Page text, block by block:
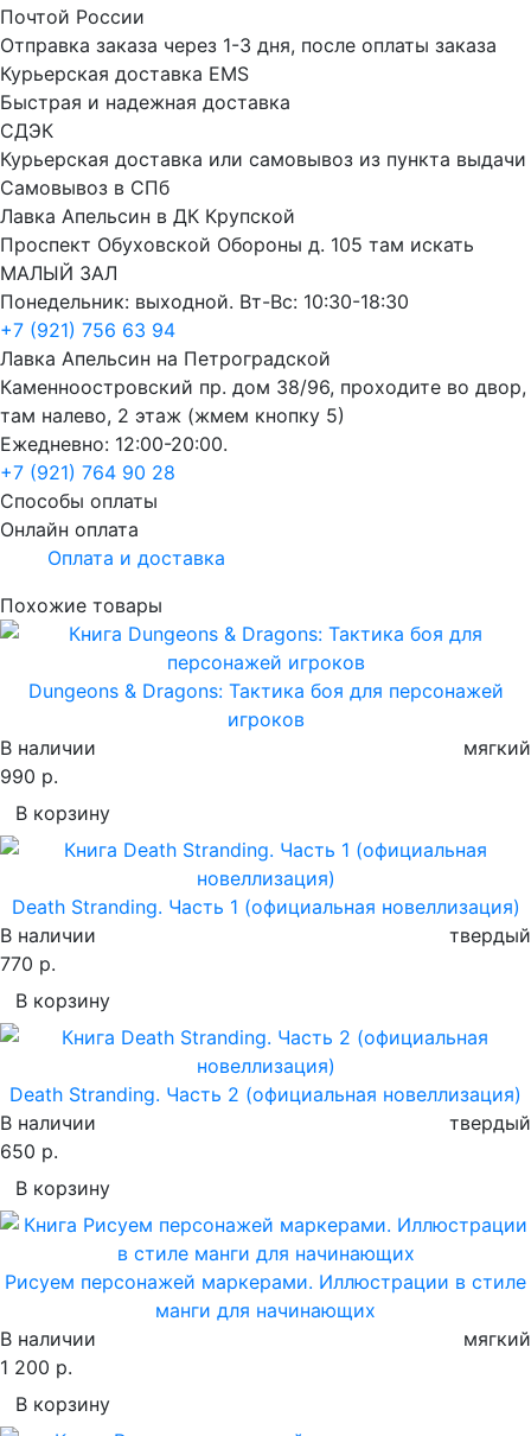
Почтой России
Отправка заказа через 1-3 дня, после оплаты заказа
Курьерская доставка EMS
Быстрая и надежная доставка
СДЭК
Курьерская доставка или самовывоз из пункта выдачи
Самовывоз в СПб
Лавка Апельсин в ДК Крупской
Проспект Обуховской Обороны д. 105 там искать
МАЛЫЙ ЗАЛ
Понедельник: выходной. Вт-Вс: 10:30-18:30
+7 (921) 756 63 94
Лавка Апельсин на Петроградской
Каменноостровский пр. дом 38/96, проходите во двор,
там налево, 2 этаж (жмем кнопку 5)
Ежедневно: 12:00-20:00.
+7 (921) 764 90 28
Способы оплаты
Онлайн оплата
Оплата и доставка
Похожие товары
Dungeons & Dragons: Тактика боя для персонажей
игроков
В наличии
мягкий
990 р.
В корзину
Death Stranding. Часть 1 (официальная новеллизация)
В наличии
твердый
770 р.
В корзину
Death Stranding. Часть 2 (официальная новеллизация)
В наличии
твердый
650 р.
В корзину
Рисуем персонажей маркерами. Иллюстрации в стиле
манги для начинающих
В наличии
мягкий
1 200 р.
В корзину